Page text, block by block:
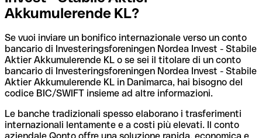
Akkumulerende KL?
Se vuoi inviare un bonifico internazionale verso un conto
bancario di Investeringsforeningen Nordea Invest - Stabile
Aktier Akkumulerende KL o se sei il titolare di un conto
bancario di Investeringsforeningen Nordea Invest - Stabile
Aktier Akkumulerende KL in Danimarca, hai bisogno del
codice BIC/SWIFT insieme ad altre informazioni.
Le banche tradizionali spesso elaborano i trasferimenti
internazionali lentamente e a costi più elevati. Il conto